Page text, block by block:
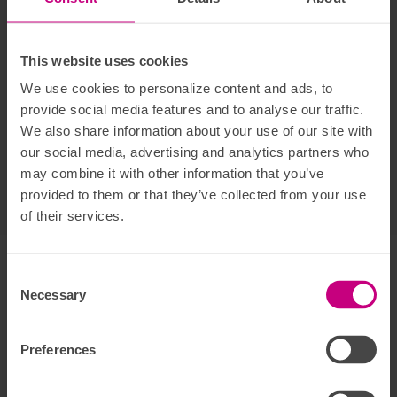
This website uses cookies
We use cookies to personalize content and ads, to
provide social media features and to analyse our traffic.
We also share information about your use of our site with
our social media, advertising and analytics partners who
may combine it with other information that you’ve
provided to them or that they’ve collected from your use
of their services.
Necessary
Preferences
Ditt namn *
Din e-postadress *
Ditt namn och inlägg kan komma att ses av alla men din e-
postadress visas aldrig publikt.
Jag har tagit del av policyn för
personuppgifter och innehåll.
Kommentera
fråga om du inte hittar det du söker. Skriv vilken försäkring
det gäller, det underlättar för oss att återkoppla snabbt.
Om du inte vet vad du har för försäkring så kan du se detta
genom attlogga in på Mina sidor
. Där kan du även skriva till